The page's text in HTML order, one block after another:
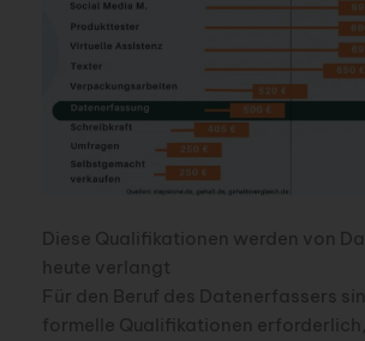
Diese Qualifikationen werden von
heute verlangt
Für den Beruf des Datenerfassers
formelle Qualifikationen